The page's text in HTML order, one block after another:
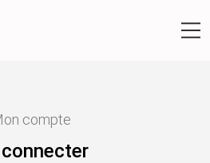
compte